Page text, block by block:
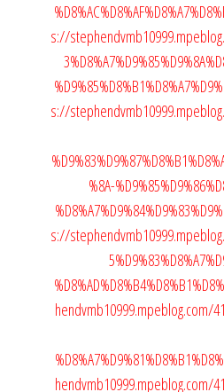
s://
s://
%8A-
s://
hendvmb10999.mpeblog.com/
hendvmb10999.mpeblog.com/